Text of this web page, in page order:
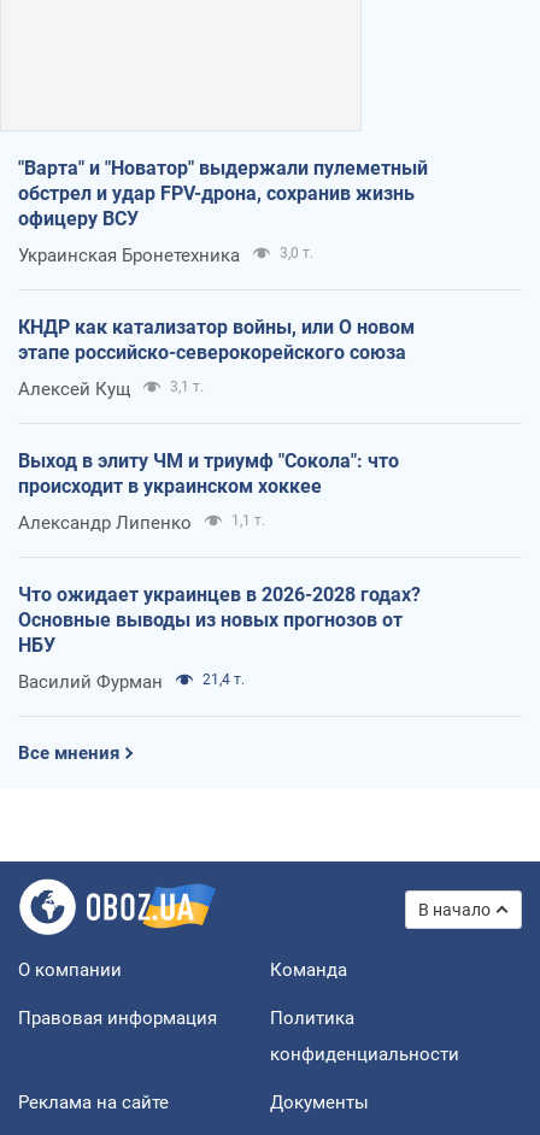
"Варта" и "Новатор" выдержали пулеметный
обстрел и удар FPV-дрона, сохранив жизнь
офицеру ВСУ
Украинская Бронетехника 3,0 т.
КНДР как катализатор войны, или О новом
этапе российско-северокорейского союза
Алексей Кущ 3,1 т.
Выход в элиту ЧМ и триумф "Сокола": что
происходит в украинском хоккее
Александр Липенко 1,1 т.
Что ожидает украинцев в 2026-2028 годах?
Основные выводы из новых прогнозов от
НБУ
Василий Фурман 21,4 т.
Все мнения
В начало
О компании Команда
Правовая информация
Политика
конфиденциальности
Реклама на сайте Документы